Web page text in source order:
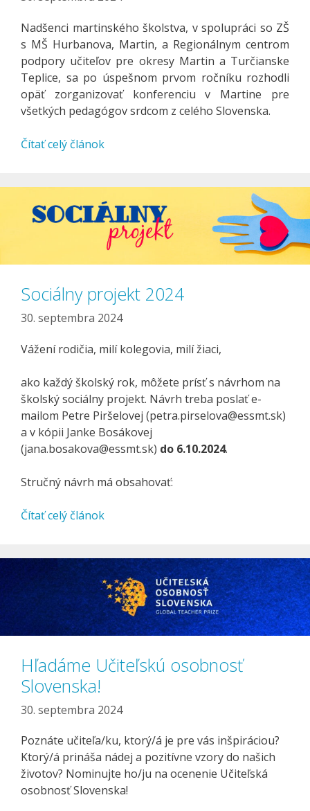
Nadšenci martinského školstva, v spolupráci so ZŠ
s MŠ Hurbanova, Martin, a Regionálnym centrom
podpory učiteľov pre okresy Martin a Turčianske
Teplice, sa po úspešnom prvom ročníku rozhodli
opäť zorganizovať konferenciu v Martine pre
všetkých pedagógov srdcom z celého Slovenska.
Čítať celý článok
Sociálny projekt 2024
30. septembra 2024
Vážení rodičia, milí kolegovia, milí žiaci,
ako každý školský rok, môžete prísť s návrhom na
školský sociálny projekt. Návrh treba poslať e-
mailom Petre Piršelovej (petra.pirselova@essmt.sk)
a v kópii Janke Bosákovej
(jana.bosakova@essmt.sk) do 6.10.2024.
Stručný návrh má obsahovať:
Čítať celý článok
Hľadáme Učiteľskú osobnosť
Slovenska!
30. septembra 2024
Poznáte učiteľa/ku, ktorý/á je pre vás inšpiráciou?
Ktorý/á prináša nádej a pozitívne vzory do našich
životov? Nominujte ho/ju na ocenenie Učiteľská
osobnosť Slovenska!